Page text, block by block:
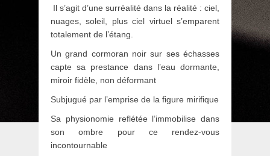
Il s’agit d’une surréalité dans la réalité : ciel,
nuages, soleil, plus ciel virtuel s’emparent
totalement de l’étang.
Un grand cormoran noir sur ses échasses
capte sa prestance dans l’eau dormante,
miroir fidèle, non déformant
Subjugué par l’emprise de la figure mirifique
Sa physionomie reflétée l’immobilise dans
son ombre pour ce rendez-vous
incontournable